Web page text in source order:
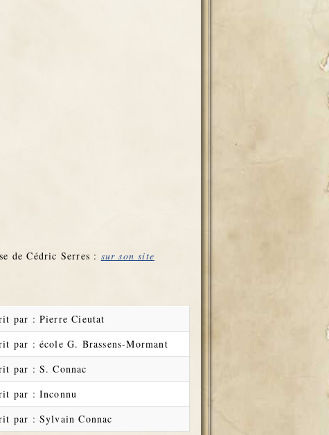
de Cédric Serres : sur son site
par : Pierre Cieutat
par : école G. Brassens-Mormant
par : S. Connac
par : Inconnu
par : Sylvain Connac